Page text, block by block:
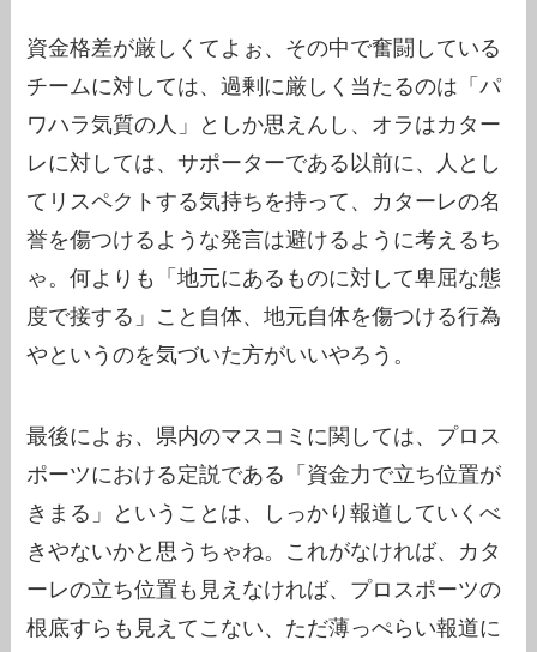
資金格差が厳しくてよぉ、その中で奮闘している
チームに対しては、過剰に厳しく当たるのは「パ
ワハラ気質の人」としか思えんし、オラはカター
レに対しては、サポーターである以前に、人とし
てリスペクトする気持ちを持って、カターレの名
誉を傷つけるような発言は避けるように考えるち
ゃ。何よりも「地元にあるものに対して卑屈な態
度で接する」こと自体、地元自体を傷つける行為
やというのを気づいた方がいいやろう。
最後によぉ、県内のマスコミに関しては、プロス
ポーツにおける定説である「資金力で立ち位置が
きまる」ということは、しっかり報道していくべ
きやないかと思うちゃね。これがなければ、カタ
ーレの立ち位置も見えなければ、プロスポーツの
根底すらも見えてこない、ただ薄っぺらい報道に